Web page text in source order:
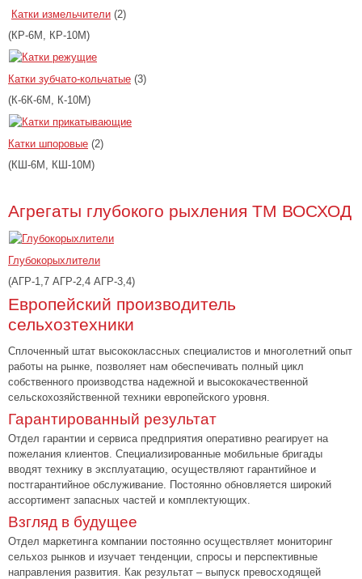
Катки измельчители (2)
(КР-6М, КР-10М)
Катки зубчато-кольчатые (3)
(К-6К-6М, К-10М)
Катки шпоровые (2)
(КШ-6М, КШ-10М)
Агрегаты глубокого рыхления ТМ ВОСХОД
Глубокорыхлители
(АГР-1,7 АГР-2,4 АГР-3,4)
Европейский производитель
сельхозтехники
Сплоченный штат высококлассных специалистов и многолетний опыт
работы на рынке, позволяет нам обеспечивать полный цикл
собственного производства надежной и высококачественной
сельскохозяйственной техники европейского уровня.
Гарантированный результат
Отдел гарантии и сервиса предприятия оперативно реагирует на
пожелания клиентов. Специализированные мобильные бригады
вводят технику в эксплуатацию, осуществляют гарантийное и
постгарантийное обслуживание. Постоянно обновляется широкий
ассортимент запасных частей и комплектующих.
Взгляд в будущее
Отдел маркетинга компании постоянно осуществляет мониторинг
сельхоз рынков и изучает тенденции, спросы и перспективные
направления развития. Как результат – выпуск превосходящей